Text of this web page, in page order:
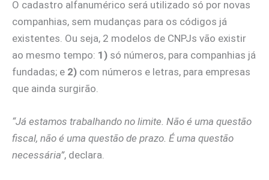
O cadastro alfanumérico será utilizado só por novas
companhias, sem mudanças para os códigos já
existentes. Ou seja, 2 modelos de CNPJs vão existir
ao mesmo tempo: 1) só números, para companhias já
fundadas; e 2) com números e letras, para empresas
que ainda surgirão.
“Já estamos trabalhando no limite. Não é uma questão
fiscal, não é uma questão de prazo. É uma questão
necessária”, declara.